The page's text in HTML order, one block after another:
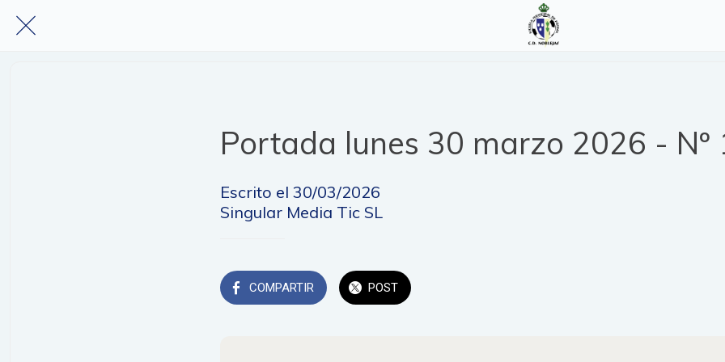
Portada lunes 30 marzo 2026 - Nº
Escrito el 30/03/2026
Singular Media Tic SL
COMPARTIR POST